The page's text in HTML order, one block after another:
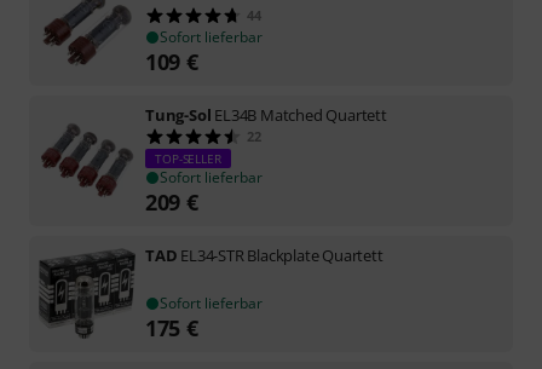
44
Sofort lieferbar
109 €
Tung-Sol EL34B Matched Quartett
22
TOP-SELLER
Sofort lieferbar
209 €
TAD EL34-STR Blackplate Quartett
Sofort lieferbar
175 €